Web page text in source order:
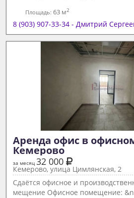
Площадь:63 м2
8 (903) 907-33-34 - Дмитрий
Аренда офис в
Кемерово
за месяц 32 000
Кемерово, улица Цимлянская, 2
Сдаётся офисное и
мещение Офисное помещение: